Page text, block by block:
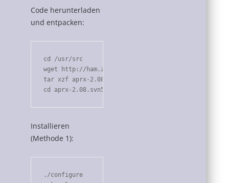
Code herunterladen
und entpacken:
cd /usr/src
wget http://ham.zmailer.org/oh2mqk/aprx/aprx-
tar xzf aprx-2.08.svn593.tar.gz
cd aprx-2.08.svn593/
Installieren
(Methode 1):
./configure